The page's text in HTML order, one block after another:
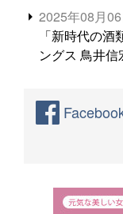
2025年08月06
「新時代の
ングス 鳥井信